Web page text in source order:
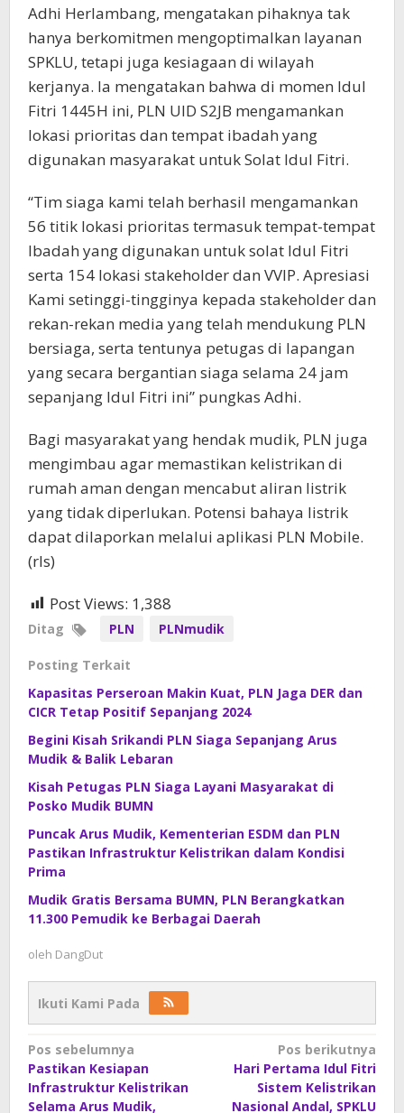
Adhi Herlambang, mengatakan pihaknya tak
hanya berkomitmen mengoptimalkan layanan
SPKLU, tetapi juga kesiagaan di wilayah
kerjanya. Ia mengatakan bahwa di momen Idul
Fitri 1445H ini, PLN UID S2JB mengamankan
lokasi prioritas dan tempat ibadah yang
digunakan masyarakat untuk Solat Idul Fitri.
“Tim siaga kami telah berhasil mengamankan
56 titik lokasi prioritas termasuk tempat-tempat
Ibadah yang digunakan untuk solat Idul Fitri
serta 154 lokasi stakeholder dan VVIP. Apresiasi
Kami setinggi-tingginya kepada stakeholder dan
rekan-rekan media yang telah mendukung PLN
bersiaga, serta tentunya petugas di lapangan
yang secara bergantian siaga selama 24 jam
sepanjang Idul Fitri ini” pungkas Adhi.
Bagi masyarakat yang hendak mudik, PLN juga
mengimbau agar memastikan kelistrikan di
rumah aman dengan mencabut aliran listrik
yang tidak diperlukan. Potensi bahaya listrik
dapat dilaporkan melalui aplikasi PLN Mobile.
(rls)
Post Views: 1,388
Ditag PLN PLNmudik
Posting Terkait
Kapasitas Perseroan Makin Kuat, PLN Jaga DER dan
CICR Tetap Positif Sepanjang 2024
Begini Kisah Srikandi PLN Siaga Sepanjang Arus
Mudik & Balik Lebaran
Kisah Petugas PLN Siaga Layani Masyarakat di
Posko Mudik BUMN
Puncak Arus Mudik, Kementerian ESDM dan PLN
Pastikan Infrastruktur Kelistrikan dalam Kondisi
Prima
Mudik Gratis Bersama BUMN, PLN Berangkatkan
11.300 Pemudik ke Berbagai Daerah
oleh DangDut
Ikuti Kami Pada
Navigasi
pos
Pos sebelumnya
Pastikan Kesiapan
Infrastruktur Kelistrikan
Selama Arus Mudik,
Pos berikutnya
Hari Pertama Idul Fitri
Sistem Kelistrikan
Nasional Andal, SPKLU